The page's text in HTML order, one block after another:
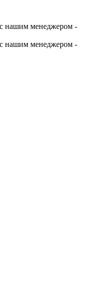
нашим менеджером -
нашим менеджером -